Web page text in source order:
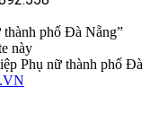
phố Đà Nẵng”
này
Phụ nữ thành phố Đà